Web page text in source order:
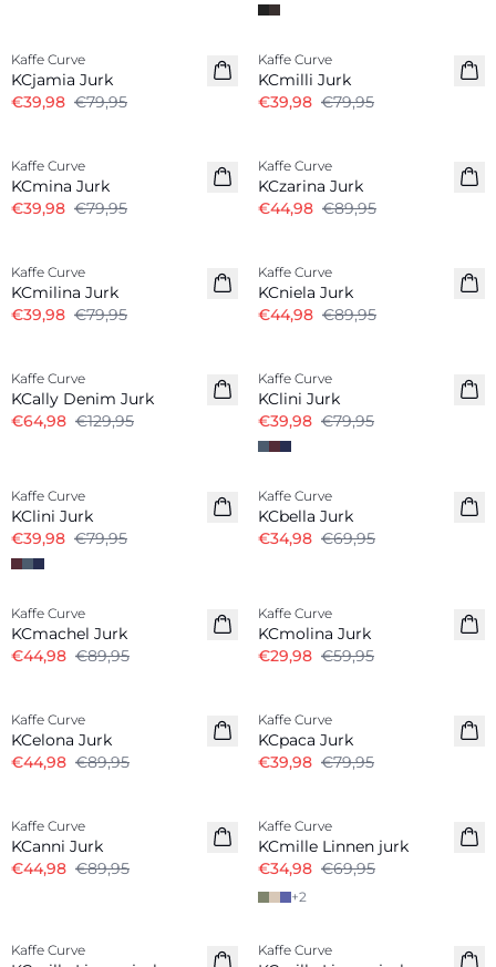
Kaffe Curve
KCjamia Jurk
€39,98 €79,95
-50%
Kaffe Curve
KCmilli Jurk
€39,98 €79,95
Kaffe Curve
KCmina Jurk
€39,98 €79,95
Kaffe Curve
KCzarina Jurk
€44,98 €89,95
Kaffe Curve
KCmilina Jurk
€39,98 €79,95
Kaffe Curve
KCniela Jurk
€44,98 €89,95
Kaffe Curve
KCally Denim Jurk
€64,98 €129,95
Kaffe Curve
KClini Jurk
€39,98 €79,95
Kaffe Curve
KClini Jurk
€39,98 €79,95
-50%
Kaffe Curve
KCbella Jurk
€34,98 €69,95
-50%
Kaffe Curve
KCmachel Jurk
€44,98 €89,95
Kaffe Curve
KCmolina Jurk
€29,98 €59,95
Kaffe Curve
KCelona Jurk
€44,98 €89,95
Kaffe Curve
KCpaca Jurk
€39,98 €79,95
Kaffe Curve
KCanni Jurk
€44,98 €89,95
Linnenmix
Kaffe Curve
KCmille Linnen jurk
€34,98 €69,95
+2
Kaffe Curve Linnenmix
Kaffe Curve